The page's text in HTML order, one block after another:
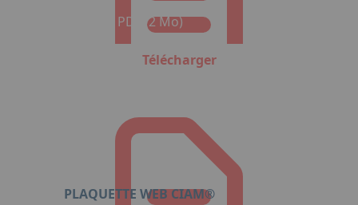
Format : PDF (2 Mo)
Télécharger
PLAQUETTE WEB CIAM®